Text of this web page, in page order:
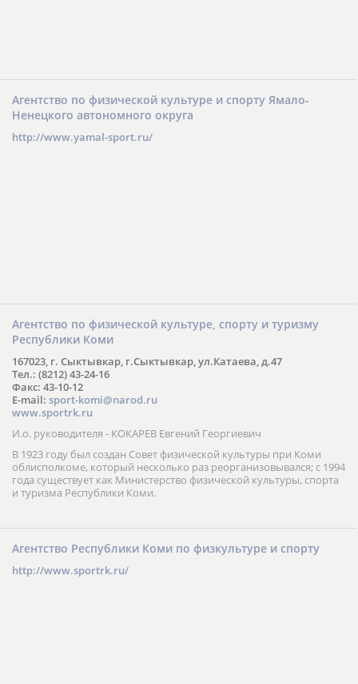
Агентство по физической культуре и спорту Ямало-
Ненецкого автономного округа
http://www.yamal-sport.ru/
Агентство по физической культуре, спорту и туризму
Республики Коми
167023, г. Сыктывкар, г.Сыктывкар, ул.Катаева, д.47
Тел.: (8212) 43-24-16
Факс: 43-10-12
E-mail: sport-komi@narod.ru
www.sportrk.ru
И.о. руководителя - КОКАРЕВ Евгений Георгиевич
В 1923 году был создан Совет физической культуры при Коми
облисполкоме, который несколько раз реорганизовывался; с 1994
года существует как Министерство физической культуры, спорта
и туризма Республики Коми.
Агентство Республики Коми по физкультуре и спорту
http://www.sportrk.ru/